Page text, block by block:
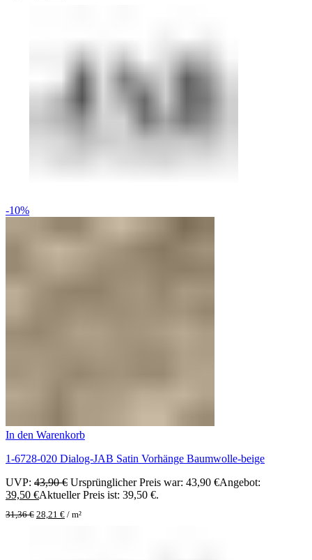
-10%
In den Warenkorb
1-6728-020 Dialog-JAB Satin Vorhänge Baumwolle-beige
UVP: 43,90€ Ursprünglicher Preis war: 43,90 €Angebot:
39,50 €Aktueller Preis ist: 39,50 €.
31,36€ 28,21 € / m²